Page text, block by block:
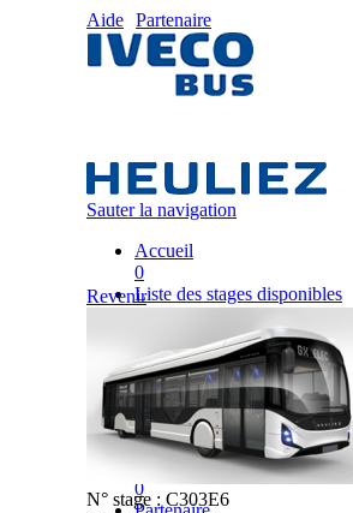
Aide Partenaire
Sauter la navigation
Accueil
0
Liste des stages disponibles
Liste des stages
0
Nos équipes pédagogiques
0
IVECO FRANCE
0
Mon plan de formation
0
Revenir
N° stage : C303E6